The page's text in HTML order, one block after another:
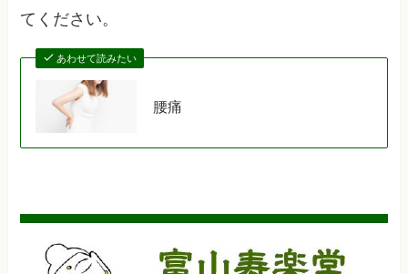
てください。
あわせて読みたい
腰痛